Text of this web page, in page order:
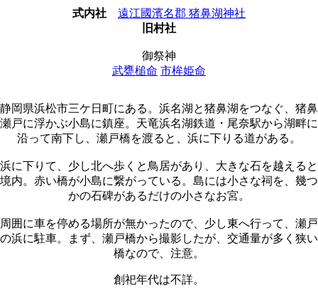
式内社
遠江國濱名郡 猪鼻湖神社
旧村社
御祭神
武甕槌命 市桙姫命
静岡県浜松市三ケ日町にある。浜名湖と猪鼻湖をつなぐ、猪鼻
瀬戸に浮かぶ小島に鎮座。天竜浜名湖鉄道・尾奈駅から湖畔に
沿って南下し、瀬戸橋を渡ると、浜に下りる道がある。
浜に下りて、少し北へ歩くと鳥居があり、大きな石を越えると
境内。赤い橋が小島に繋がっている。島には小さな祠を、幾つ
かの石碑があるだけの小さなお宮。
周囲に車を停める場所が無かったので、少し東へ行って、瀬戸
の浜に駐車。まず、瀬戸橋から撮影したが、交通量が多く狭い
橋なので、注意。
創祀年代は不詳。